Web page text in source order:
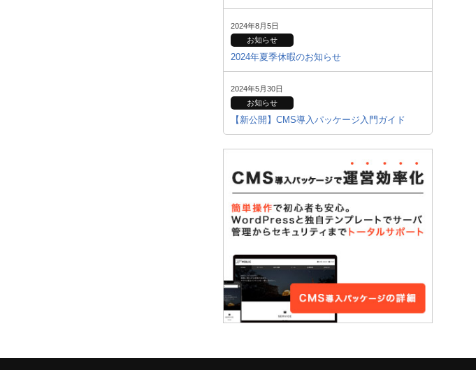
2024年8月5日
お知らせ
2024年夏季休暇のお知らせ
2024年5月30日
お知らせ
【新公開】CMS導入パッケージ入門ガイド